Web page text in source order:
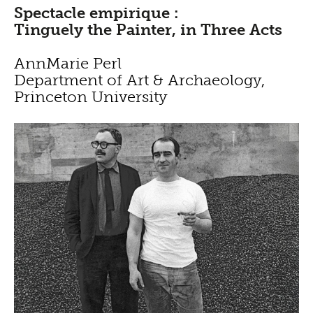
Spectacle empirique :
Tinguely the Painter, in Three Acts
AnnMarie Perl
Department of Art & Archaeology,
Princeton University